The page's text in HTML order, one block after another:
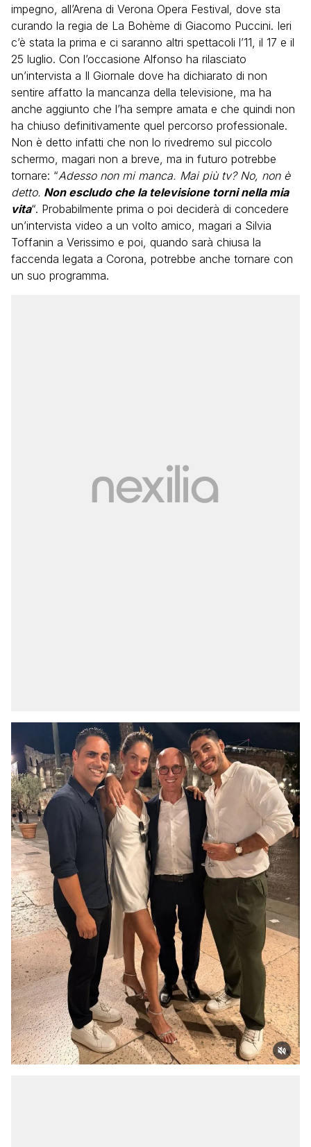
impegno, all’Arena di Verona Opera Festival, dove sta
curando la regia de La Bohème di Giacomo Puccini. Ieri
c’è stata la prima e ci saranno altri spettacoli l’11, il 17 e il
25 luglio. Con l’occasione Alfonso ha rilasciato
un’intervista a Il Giornale dove ha dichiarato di non
sentire affatto la mancanza della televisione, ma ha
anche aggiunto che l’ha sempre amata e che quindi non
ha chiuso definitivamente quel percorso professionale.
Non è detto infatti che non lo rivedremo sul piccolo
schermo, magari non a breve, ma in futuro potrebbe
tornare: “Adesso non mi manca. Mai più tv? No, non è
detto. Non escludo che la televisione torni nella mia
vita“. Probabilmente prima o poi deciderà di concedere
un’intervista video a un volto amico, magari a Silvia
Toffanin a Verissimo e poi, quando sarà chiusa la
faccenda legata a Corona, potrebbe anche tornare con
un suo programma.